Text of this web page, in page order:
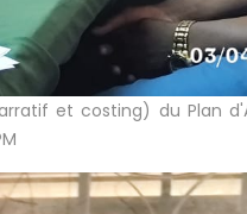
et costing) du Plan